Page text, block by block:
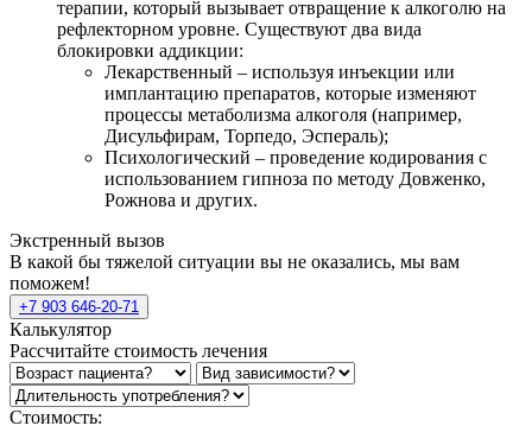
терапии, который вызывает отвращение к алкоголю на
рефлекторном уровне. Существуют два вида
блокировки аддикции:
Лекарственный – используя инъекции или
имплантацию препаратов, которые изменяют
процессы метаболизма алкоголя (например,
Дисульфирам, Торпедо, Эспераль);
Психологический – проведение кодирования с
использованием гипноза по методу Довженко,
Рожнова и других.
Экстренный вызов
В какой бы тяжелой ситуации вы не оказались, мы вам
поможем!
+7 903 646-20-71
Калькулятор
Рассчитайте стоимость лечения
Стоимость: